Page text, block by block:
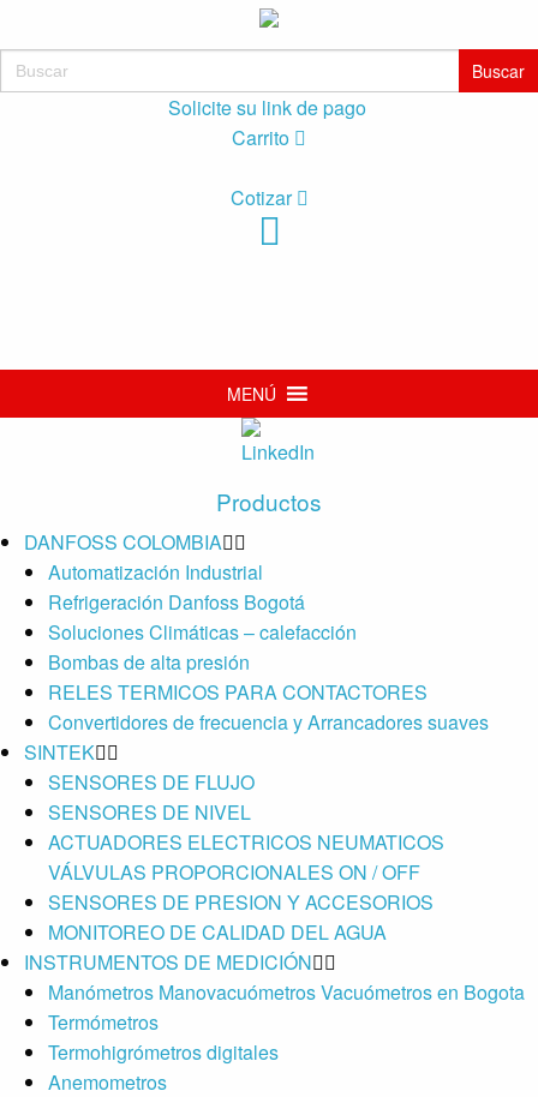
Buscar:
Solicite su link de pago
Carrito
Cotizar
MENÚ
Productos
DANFOSS COLOMBIA
Automatización Industrial
Refrigeración Danfoss Bogotá
Soluciones Climáticas – calefacción
Bombas de alta presión
RELES TERMICOS PARA CONTACTORES
Convertidores de frecuencia y Arrancadores suaves
SINTEK
SENSORES DE FLUJO
SENSORES DE NIVEL
ACTUADORES ELECTRICOS NEUMATICOS
VÁLVULAS PROPORCIONALES ON / OFF
SENSORES DE PRESION Y ACCESORIOS
MONITOREO DE CALIDAD DEL AGUA
INSTRUMENTOS DE MEDICIÓN
Manómetros Manovacuómetros Vacuómetros en Bogota
Termómetros
Termohigrómetros digitales
Anemometros